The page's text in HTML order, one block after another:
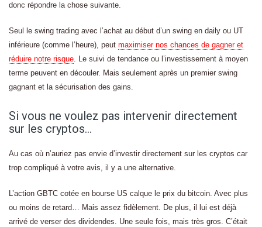
donc répondre la chose suivante.
Seul le swing trading avec l’achat au début d’un swing en daily ou UT
inférieure (comme l’heure), peut maximiser nos chances de gagner et
réduire notre risque. Le suivi de tendance ou l’investissement à moyen
terme peuvent en découler. Mais seulement après un premier swing
gagnant et la sécurisation des gains.
Si vous ne voulez pas intervenir directement
sur les cryptos…
Au cas où n’auriez pas envie d’investir directement sur les cryptos car
trop compliqué à votre avis, il y a une alternative.
L’action GBTC cotée en bourse US calque le prix du bitcoin. Avec plus
ou moins de retard… Mais assez fidèlement. De plus, il lui est déjà
arrivé de verser des dividendes. Une seule fois, mais très gros. C’était